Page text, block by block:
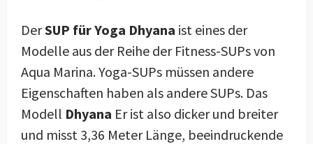
DerSUP für Yoga Dhyana ist eines der
Modelle aus der Reihe der Fitness-SUPs von
Aqua Marina. Yoga-SUPs müssen andere
Eigenschaften haben als andere SUPs. Das
Modell Dhyana Er ist also dicker und breiter
und misst 3,36 Meter Länge, beeindruckende